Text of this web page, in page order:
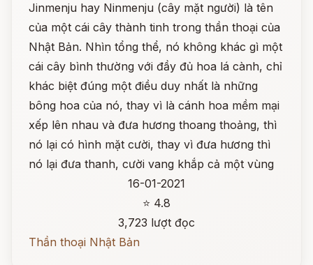
Jinmenju hay Ninmenju (cây mặt người) là tên
của một cái cây thành tinh trong thần thoại của
Nhật Bản. Nhìn tổng thể, nó không khác gì một
cái cây bình thường với đầy đủ hoa lá cành, chỉ
khác biệt đúng một điều duy nhất là những
bông hoa của nó, thay vì là cánh hoa mềm mại
xếp lên nhau và đưa hương thoang thoảng, thì
nó lại có hình mặt cười, thay vì đưa hương thì
nó lại đưa thanh, cười vang khắp cả một vùng
16-01-2021
⭐ 4.8
3,723 lượt đọc
Thần thoại Nhật Bản